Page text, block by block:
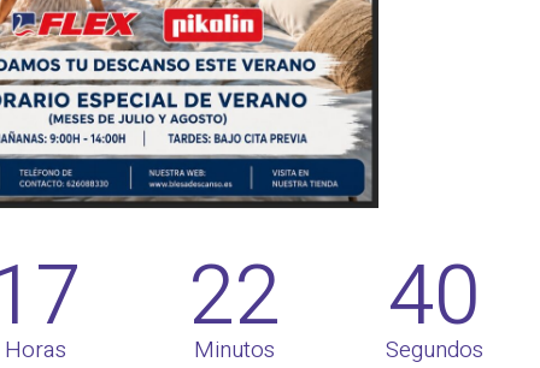
Horas 22
Minutos 39
Segundos